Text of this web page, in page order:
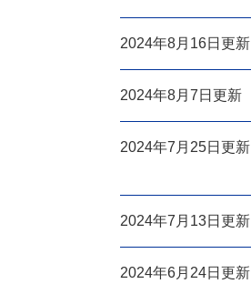
2024年8月16日更新
2024年8月7日更新
2024年7月25日更新
2024年7月13日更新
2024年6月24日更新